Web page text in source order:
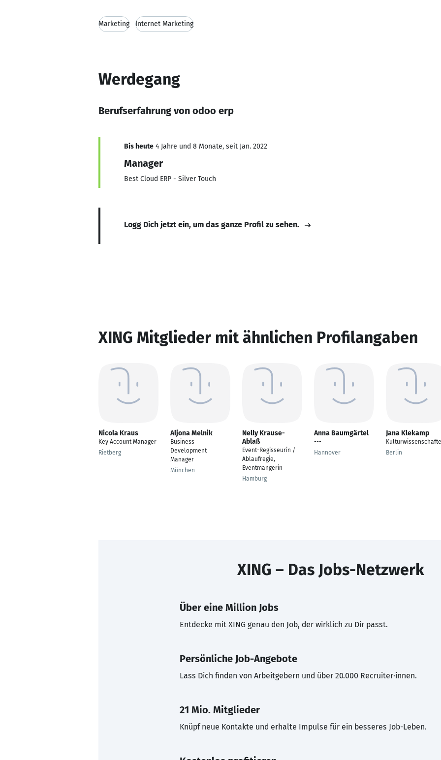
Marketing Internet Marketing
Werdegang
Berufserfahrung von odoo erp
Bis heute 4 Jahre und 8 Monate, seit Jan. 2022
Manager
Best Cloud ERP - Silver Touch
Logg Dich jetzt ein, um das ganze Profil zu sehen.
XING Mitglieder mit ähnlichen Profilangaben
Nicola Kraus
Key Account Manager
Rietberg
Aljona Melnik
Business
Development
Manager
München
Nelly Krause-
Ablaß
Event-Regisseurin /
Ablaufregie,
Eventmangerin
Hamburg
Anna Baumgärtel
---
Hannover
Jana Klekamp
Berlin
XING – Das Jobs-Netzwerk
Über eine Million Jobs
Entdecke mit XING genau den Job, der wirklich zu Dir passt.
Persönliche Job-Angebote
Lass Dich finden von Arbeitgebern und über 20.000 Recruiter·innen.
21 Mio. Mitglieder
Knüpf neue Kontakte und erhalte Impulse für ein besseres Job-Leben.